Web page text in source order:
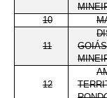
10
11
12